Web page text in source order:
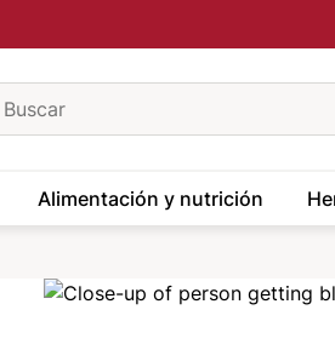
keywords
Alimentación y nutrición
Image